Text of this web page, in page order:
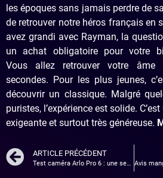
les époques sans jamais perdre de
de retrouver notre héros français en
avez grandi avec Rayman, la
un achat obligatoire pour votre
Vous allez retrouver votre âme
secondes. Pour les plus jeunes,
découvrir un classique. Malgré
puristes, l’expérience est solide.
exigeante et surtout très généreuse.
ARTICLE PRÉCÉDENT
Test caméra Arlo Pro 6 : une sentinelle connectée qui ne dort jamais